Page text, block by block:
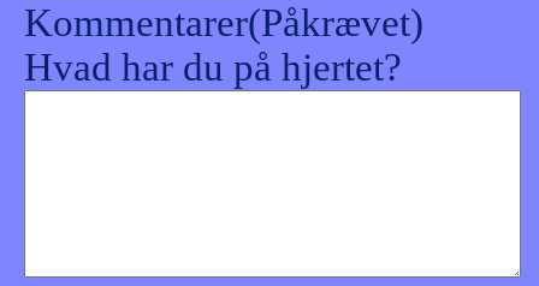
Kommentarer(Påkrævet)
Hvad har du på hjertet?